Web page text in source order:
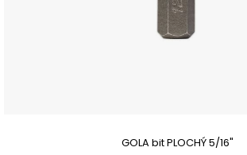
GOLA bit PLOCHÝ 5/16"